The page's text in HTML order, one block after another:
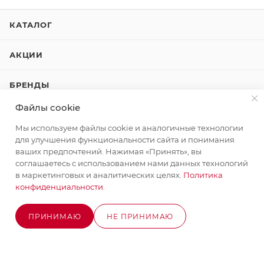
ОЖИДАЕТСЯ ПОСТУПЛЕНИЕ
КАТАЛОГ
АКЦИИ
БРЕНДЫ
КАК КУПИТЬ
КОНТАКТЫ
+7 (495) 580-58-52 ЗАКАЗАТЬ ЗВОНОК
Файлы cookie
Мы используем файлы cookie и аналогичные технологии
для улучшения функциональности сайта и понимания
ваших предпочтений. Нажимая «Принять», вы
соглашаетесь с использованием нами данных технологий
в маркетинговых и аналитических целях. Политика
конфиденциальности
ПРИНИМАЮ НЕ ПРИНИМАЮ